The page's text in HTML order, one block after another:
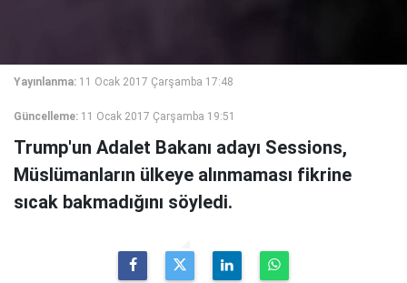
Yayınlanma: 11 Ocak 2017 Çarşamba 17:48
Güncelleme: 11 Ocak 2017 Çarşamba 19:51
Trump'un Adalet Bakanı adayı Sessions,
Müslümanların ülkeye alınmaması fikrine
sıcak bakmadığını söyledi.